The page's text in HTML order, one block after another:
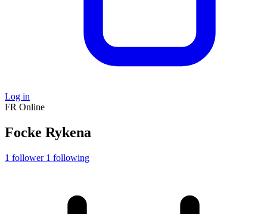
Log in
FR Online
Focke Rykena
1 follower 1 following